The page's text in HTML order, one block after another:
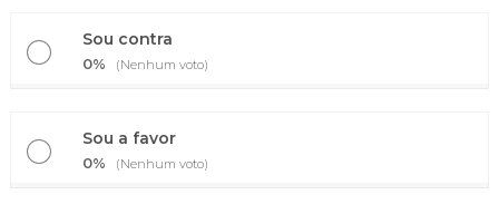
Sou contra
0% (Nenhum voto)
Sou a favor
0% (Nenhum voto)